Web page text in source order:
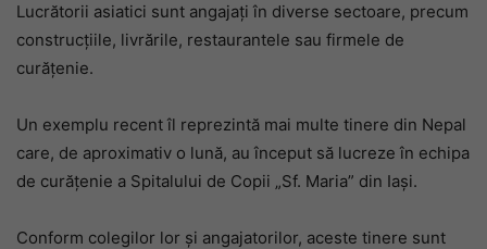
Lucrătorii asiatici sunt angajați în diverse sectoare, precum
construcțiile, livrările, restaurantele sau firmele de
curățenie.
Un exemplu recent îl reprezintă mai multe tinere din Nepal
care, de aproximativ o lună, au început să lucreze în echipa
de curățenie a Spitalului de Copii „Sf. Maria” din Iași.
Conform colegilor lor și angajatorilor, aceste tinere sunt